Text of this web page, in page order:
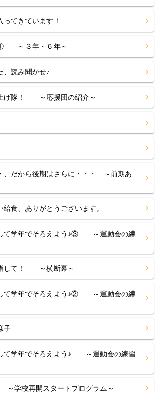
ってきています！
① ～３年・６年～
、読み聞かせ♪
げ隊！ ～応援団の紹介～
、だから後期はさらに・・・ ～前期あ
食、ありがとうございます。
て学年でそろえよう♪③ ～運動会の練
して！ ～横断幕～
て学年でそろえよう♪② ～運動会の練
子
て学年でそろえよう♪ ～運動会の練習
校再開スタートプログラム～